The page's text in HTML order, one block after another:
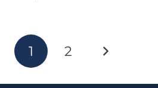
1 2